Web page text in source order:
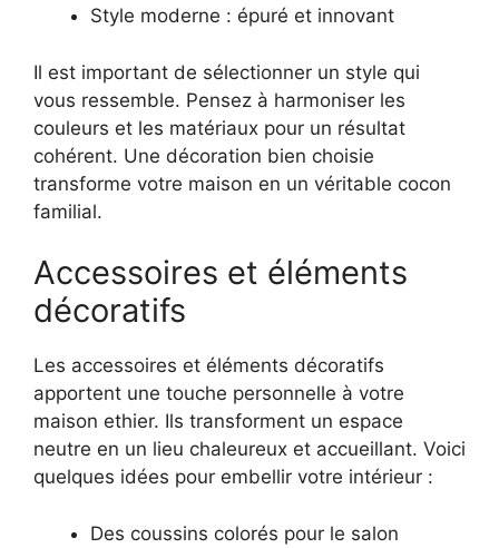
Style moderne : épuré et innovant
Il est important de sélectionner un style qui
vous ressemble. Pensez à harmoniser les
couleurs et les matériaux pour un résultat
cohérent. Une décoration bien choisie
transforme votre maison en un véritable cocon
familial.
Accessoires et éléments
décoratifs
Les accessoires et éléments décoratifs
apportent une touche personnelle à votre
maison ethier. Ils transforment un espace
neutre en un lieu chaleureux et accueillant. Voici
quelques idées pour embellir votre intérieur :
Des coussins colorés pour le salon